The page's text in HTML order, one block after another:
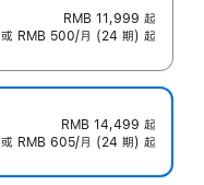
RMB 11,999 起
或 RMB 500/月 (24 期) 起
RMB 14,499 起
或 RMB 605/月 (24 期) 起